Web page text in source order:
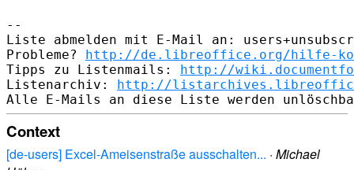
--
Liste abmelden mit E-Mail an:
Probleme? http://de.libreoffice.org/hilfe-
Tipps zu Listenmails: http://
Listenarchiv: http://
Context
[de-users] Excel-Ameisenstraße ausschalten... · Michael